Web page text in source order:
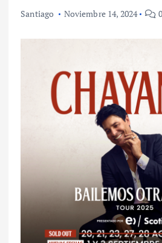
Santiago Noviembre 14, 2024